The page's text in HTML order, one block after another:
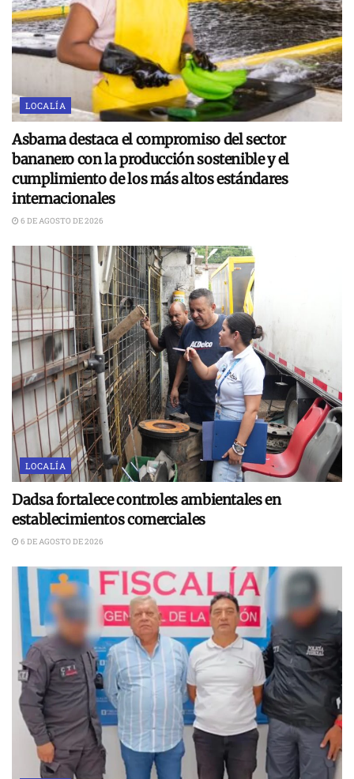
LOCALÍA
Asbama destaca el compromiso del sector
bananero con la producción sostenible y el
cumplimiento de los más altos estándares
internacionales
6 DE AGOSTO DE 2026
LOCALÍA
Dadsa fortalece controles ambientales en
establecimientos comerciales
6 DE AGOSTO DE 2026